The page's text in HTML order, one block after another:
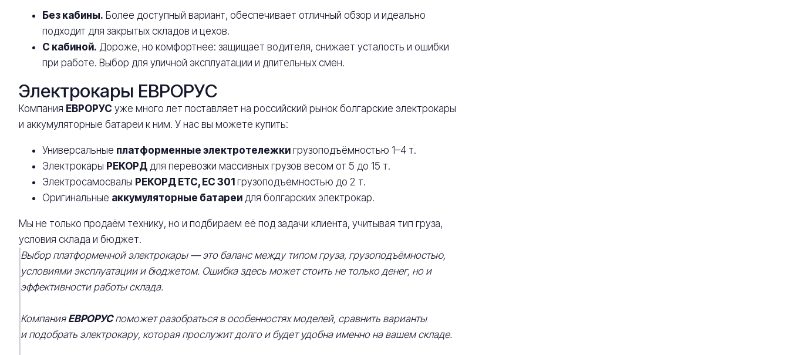
Без кабины. Более доступный вариант, обеспечивает отличный обзор и идеально
подходит для закрытых складов и цехов.
С кабиной. Дороже, но комфортнее: защищает водителя, снижает усталость и ошибки
при работе. Выбор для уличной эксплуатации и длительных смен.
Электрокары ЕВРОРУС
Компания ЕВРОРУС уже много лет поставляет на российский рынок болгарские электрокары
и аккумуляторные батареи к ним. У нас вы можете купить:
Универсальные платформенные электротележки грузоподъёмностью 1–4 т.
Электрокары РЕКОРД для перевозки массивных грузов весом от 5 до 15 т.
Электросамосвалы РЕКОРД ЕТС, ЕС 301 грузоподъёмностью до 2 т.
Оригинальные аккумуляторные батареи для болгарских электрокар.
Мы не только продаём технику, но и подбираем её под задачи клиента, учитывая тип груза,
условия склада и бюджет.
Выбор платформенной электрокары — это баланс между типом груза, грузоподъёмностью,
условиями эксплуатации и бюджетом. Ошибка здесь может стоить не только денег, но и
эффективности работы склада.
Компания ЕВРОРУСпоможет разобраться в особенностях моделей, сравнить варианты
и подобрать электрокару, которая прослужит долго и будет удобна именно на вашем складе.